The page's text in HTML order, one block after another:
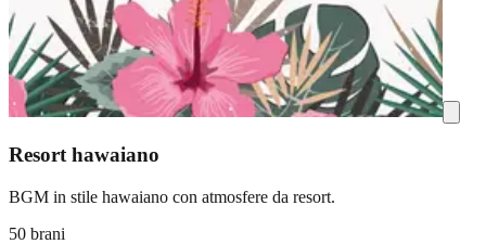
Resort hawaiano
BGM in stile hawaiano con atmosfere da resort.
50 brani